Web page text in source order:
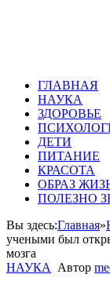
ГЛАВНАЯ
НАУКА
ЗДОРОВЬЕ
ДЕТИ
ПИТАНИЕ
КРАСОТА
ОБРАЗ
ПОЛЕЗНО
Вы здесь:Главная»
учеными был
мозга
НАУКА
Автор